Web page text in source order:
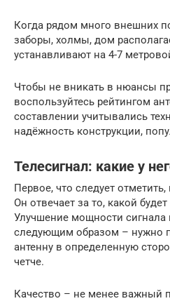
Когда рядом много внешних
заборы, холмы, дом
устанавливают на 4-7
Чтобы не вникать в нюансы
воспользуйтесь рейтингом
составлении учитывались
надёжность конструкции,
Телесигнал: какие у
Первое, что следует
Он отвечает за то, какой
Улучшение мощности сигнала
следующим образом – нужно
антенну в определенную
четче.
Качество – не менее важный